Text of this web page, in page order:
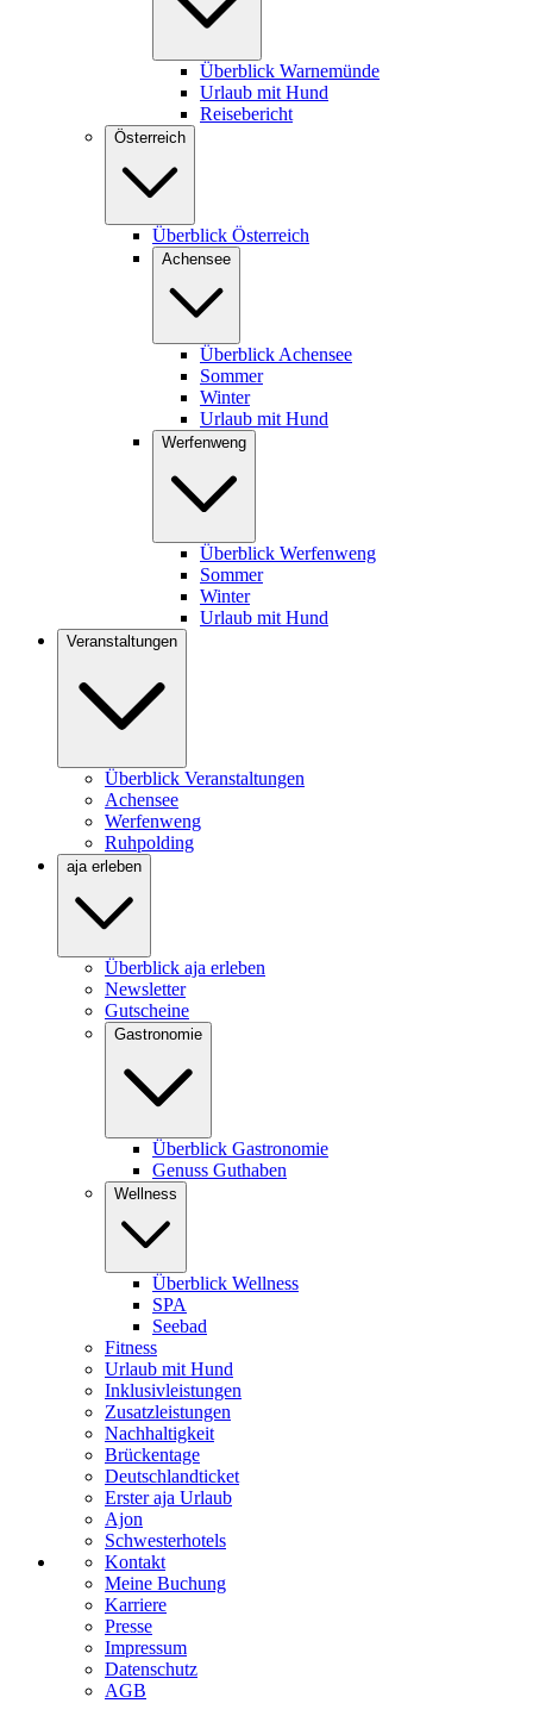
Überblick Warnemünde
Urlaub mit Hund
Reisebericht
Österreich
Überblick Österreich
Achensee
Überblick Achensee
Sommer
Winter
Urlaub mit Hund
Werfenweng
Überblick Werfenweng
Sommer
Winter
Urlaub mit Hund
Veranstaltungen
Überblick Veranstaltungen
Achensee
Werfenweng
Ruhpolding
aja erleben
Überblick aja erleben
Newsletter
Gutscheine
Gastronomie
Überblick Gastronomie
Genuss Guthaben
Wellness
Überblick Wellness
SPA
Seebad
Fitness
Urlaub mit Hund
Inklusivleistungen
Zusatzleistungen
Nachhaltigkeit
Brückentage
Deutschlandticket
Erster aja Urlaub
Ajon
Schwesterhotels
Kontakt
Meine Buchung
Karriere
Presse
Impressum
Datenschutz
AGB